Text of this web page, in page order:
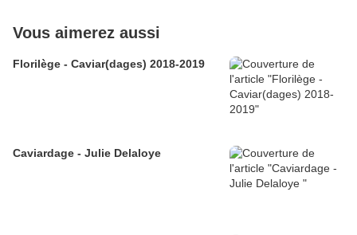
Vous aimerez aussi
Florilège - Caviar(dages) 2018-2019
Caviardage - Julie Delaloye